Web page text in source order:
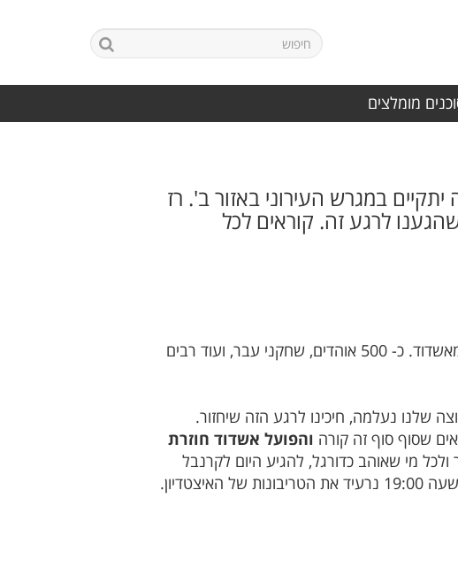
מומלצים
במגרש העירוני באזור ב'. רז
וגאים שהגענו לרגע זה. קוראים לכל
היום זה קורה!! לאחר כל הדיבורים במהלך הקיץ, היום זה קורה- אימון הפתיחה של האימפריה מאשדוד. כ- 500 אוהדים, שחקני עבר, ועוד רבים
שלנו נעלמה, חיכינו לרגע הזה שיחזור.
שסוף סוף זה קורה והפועל אשדוד חוזרת
מי שאוהב כדורגל, להגיע היום לקרנבל
האדום שלא נראה בעיר 16 שנה. היום אנו נעיר את העיר ברונדו רכבים החל משעה 17:00 ובשעה 19:00 נרעיד את הטריבונות של האיצטדיון.